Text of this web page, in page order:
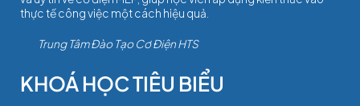
thực tế công việc một cách hiệu quả.
Trung Tâm Đào Tạo Cơ Điện HTS